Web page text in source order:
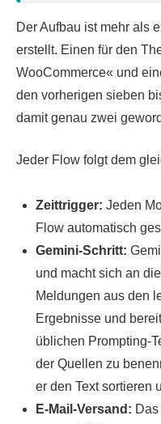
Der Aufbau ist mehr als
erstellt. Einen für den
WooCommerce« und
den vorherigen sieben
damit genau zwei
Jeder Flow folgt dem
Zeittrigger: Jeden
Flow automatisch
Gemini-Schritt:
und macht sich an
Meldungen aus den
Ergebnisse und
üblichen Prompting-
der Quellen zu
er den Text sortieren
E-Mail-Versand: